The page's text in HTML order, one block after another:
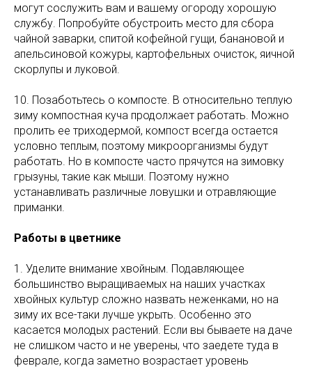
могут сослужить вам и вашему огороду хорошую
службу. Попробуйте обустроить место для сбора
чайной заварки, спитой кофейной гущи, банановой и
апельсиновой кожуры, картофельных очисток, яичной
скорлупы и луковой.
10. Позаботьтесь о компосте. В относительно теплую
зиму компостная куча продолжает работать. Можно
пролить ее триходермой, компост всегда остается
условно теплым, поэтому микроорганизмы будут
работать. Но в компосте часто прячутся на зимовку
грызуны, такие как мыши. Поэтому нужно
устанавливать различные ловушки и отравляющие
приманки.
Работы в цветнике
1. Уделите внимание хвойным. Подавляющее
большинство выращиваемых на наших участках
хвойных культур сложно назвать неженками, но на
зиму их все-таки лучше укрыть. Особенно это
касается молодых растений. Если вы бываете на даче
не слишком часто и не уверены, что заедете туда в
феврале, когда заметно возрастает уровень